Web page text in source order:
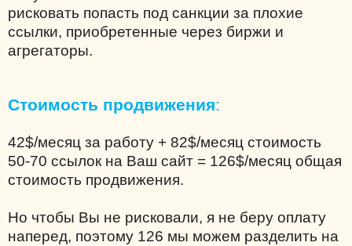
рисковать попасть под санкции за плохие
ссылки, приобретенные через биржи и
агрегаторы.
Стоимость продвижения:
42$/месяц за работу + 82$/месяц стоимость
50-70 ссылок на Ваш сайт = 126$/месяц общая
стоимость продвижения.
Но чтобы Вы не рисковали, я не беру оплату
наперед, поэтому 126 мы можем разделить на